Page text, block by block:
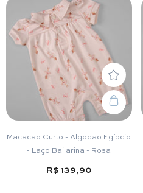
Macacão Curto - Algodão Egípcio
- Laço Bailarina - Rosa
R$ 139,90